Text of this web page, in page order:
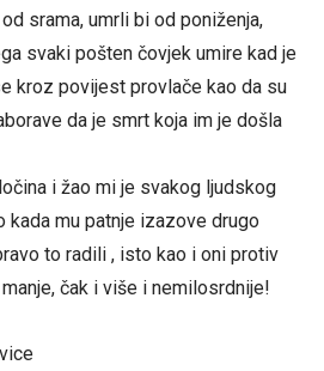
srama, umrli bi od poniženja,
svaki pošten čovjek umire kad je
kroz povijest provlače kao da su
da je smrt koja im je došla
i žao mi je svakog ljudskog
kada mu patnje izazove drugo
to radili , isto kao i oni protiv
čak i više i nemilosrdnije!